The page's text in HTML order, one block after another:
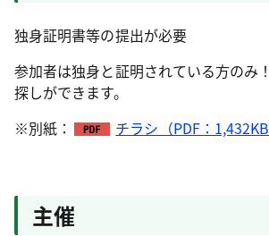
独身証明書等の提出が必要
参加者は独身と証明されている方のみ
探しができます。
※別紙：
チラシ（PDF：1,432KB
主催